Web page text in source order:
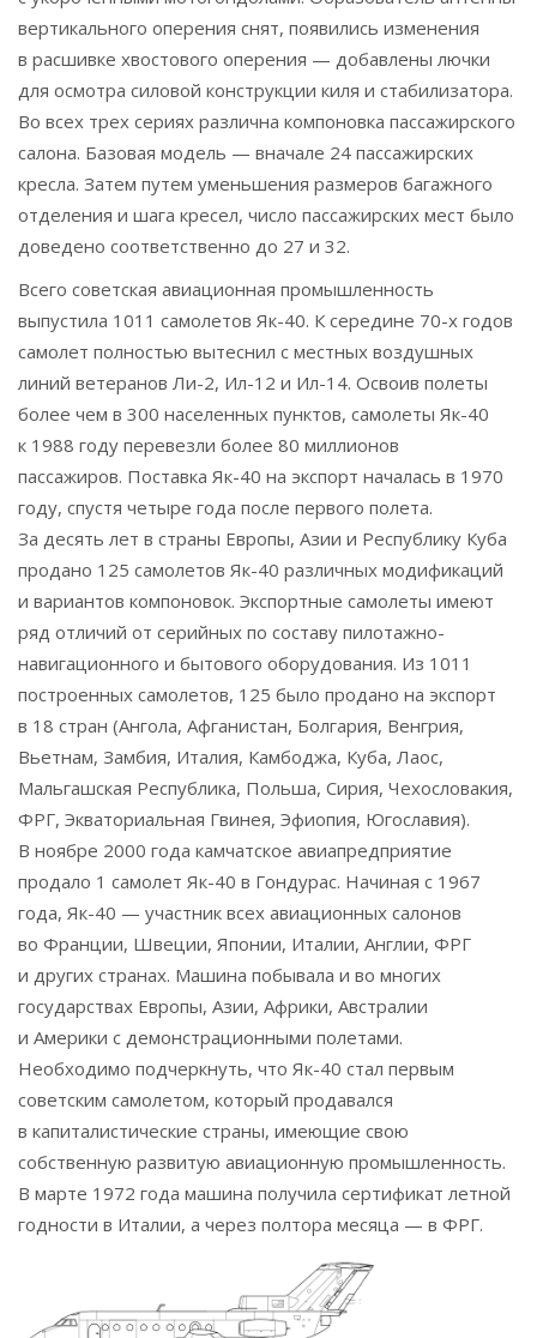
вертикального оперения снят, появились изменения
в расшивке хвостового оперения — добавлены лючки
для осмотра силовой конструкции киля и стабилизатора.
Во всех трех сериях различна компоновка пассажирского
салона. Базовая модель — вначале 24 пассажирских
кресла. Затем путем уменьшения размеров багажного
отделения и шага кресел, число пассажирских мест было
доведено соответственно до 27 и 32.
Всего советская авиационная промышленность
выпустила 1011 самолетов Як-40. К середине 70-х годов
самолет полностью вытеснил с местных воздушных
линий ветеранов Ли-2, Ил-12 и Ил-14. Освоив полеты
более чем в 300 населенных пунктов, самолеты Як-40
к 1988 году перевезли более 80 миллионов
пассажиров. Поставка Як-40 на экспорт началась в 1970
году, спустя четыре года после первого полета.
За десять лет в страны Европы, Азии и Республику Куба
продано 125 самолетов Як-40 различных модификаций
и вариантов компоновок. Экспортные самолеты имеют
ряд отличий от серийных по составу пилотажно-
навигационного и бытового оборудования. Из 1011
построенных самолетов, 125 было продано на экспорт
в 18 стран (Ангола, Афганистан, Болгария, Венгрия,
Вьетнам, Замбия, Италия, Камбоджа, Куба, Лаос,
Мальгашская Республика, Польша, Сирия, Чехословакия,
ФРГ, Экваториальная Гвинея, Эфиопия, Югославия).
В ноябре 2000 года камчатское авиапредприятие
продало 1 самолет Як-40 в Гондурас. Начиная с 1967
года, Як-40 — участник всех авиационных салонов
во Франции, Швеции, Японии, Италии, Англии, ФРГ
и других странах. Машина побывала и во многих
государствах Европы, Азии, Африки, Австралии
и Америки с демонстрационными полетами.
Необходимо подчеркнуть, что Як-40 стал первым
советским самолетом, который продавался
в капиталистические страны, имеющие свою
собственную развитую авиационную промышленность.
В марте 1972 года машина получила сертификат летной
годности в Италии, а через полтора месяца — в ФРГ.